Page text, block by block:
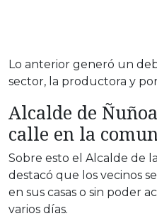
Lo anterior generó un
sector, la productora y
Alcalde de
calle en la
Sobre esto el Alcalde de
destacó que los vecinos
en sus casas o sin poder
varios días.